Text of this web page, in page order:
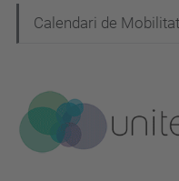
Calendari de